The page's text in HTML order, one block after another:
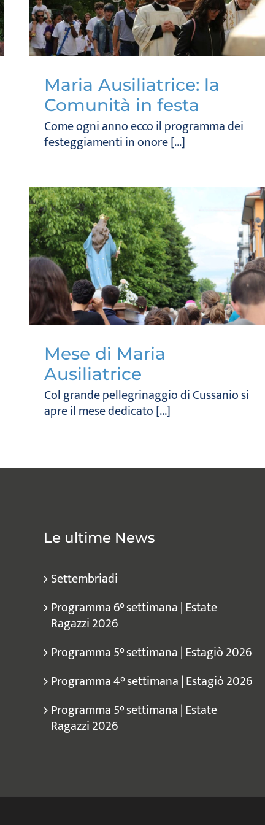
Maria Ausiliatrice: la
Comunità in festa
Come ogni anno ecco il programma dei
festeggiamenti in onore [...]
Mese di Maria
Ausiliatrice
Col grande pellegrinaggio di Cussanio si
apre il mese dedicato [...]
Le ultime News
Settembriadi
Programma 6° settimana | Estate
Ragazzi 2026
Programma 5° settimana | Estagiò 2026
Programma 4° settimana | Estagiò 2026
Programma 5° settimana | Estate
Ragazzi 2026